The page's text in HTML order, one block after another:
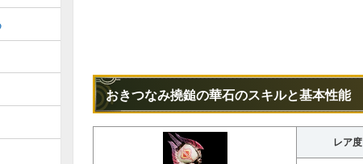
おきつなみ撓鎚の華石のスキルと基本性能
レア度